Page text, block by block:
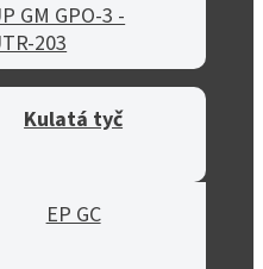
GM GPO-3 -
203
Kulatá tyč
EP GC